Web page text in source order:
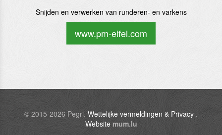
Snijden en verwerken van runderen- en varkens
www.pm-eifel.com
© 2015-2026 Pegri. Wettelijke vermeldingen & Privacy .
Website mum.lu